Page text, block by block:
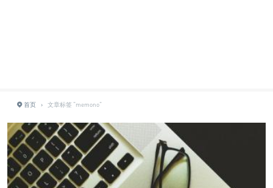
首页 › 文章标签 "memono"